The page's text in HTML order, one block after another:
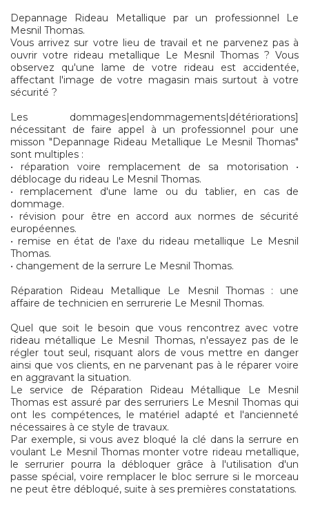
Depannage Rideau Metallique par un professionnel Le
Mesnil Thomas.
Vous arrivez sur votre lieu de travail et ne parvenez pas à
ouvrir votre rideau metallique Le Mesnil Thomas ? Vous
observez qu'une lame de votre rideau est accidentée,
affectant l'image de votre magasin mais surtout à votre
sécurité ?
Les dommages|endommagements|détériorations]
nécessitant de faire appel à un professionnel pour une
misson "Depannage Rideau Metallique Le Mesnil Thomas"
sont multiples :
• réparation voire remplacement de sa motorisation •
déblocage du rideau Le Mesnil Thomas.
• remplacement d'une lame ou du tablier, en cas de
dommage.
• révision pour être en accord aux normes de sécurité
européennes.
• remise en état de l'axe du rideau metallique Le Mesnil
Thomas.
• changement de la serrure Le Mesnil Thomas.
Réparation Rideau Metallique Le Mesnil Thomas : une
affaire de technicien en serrurerie Le Mesnil Thomas.
Quel que soit le besoin que vous rencontrez avec votre
rideau métallique Le Mesnil Thomas, n'essayez pas de le
régler tout seul, risquant alors de vous mettre en danger
ainsi que vos clients, en ne parvenant pas à le réparer voire
en aggravant la situation.
Le service de Réparation Rideau Métallique Le Mesnil
Thomas est assuré par des serruriers Le Mesnil Thomas qui
ont les compétences, le matériel adapté et l'ancienneté
nécessaires à ce style de travaux.
Par exemple, si vous avez bloqué la clé dans la serrure en
voulant Le Mesnil Thomas monter votre rideau metallique,
le serrurier pourra la débloquer grâce à l'utilisation d'un
passe spécial, voire remplacer le bloc serrure si le morceau
ne peut être débloqué, suite à ses premières constatations.